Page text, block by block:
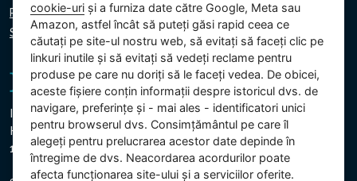
Politica privind cookie-urile
Setări cookie
Intex Trading, s.r.o.
Hradecká 2526/3
130 00 Praga 3 - Republica Cehă
cookie-uri și a furniza date către Google, Meta sau
Amazon, astfel încât să puteți găsi rapid ceea ce
căutați pe site-ul nostru web, să evitați să faceți clic pe
linkuri inutile și să evitați să vedeți reclame pentru
produse pe care nu doriți să le faceți vedea. De obicei,
aceste fișiere conțin informații despre istoricul dvs. de
navigare, preferințe și - mai ales - identificatori unici
pentru browserul dvs. Consimțământul pe care îl
alegeți pentru prelucrarea acestor date depinde în
întregime de dvs. Neacordarea acordurilor poate
afecta funcționarea site-ului și a serviciilor oferite.